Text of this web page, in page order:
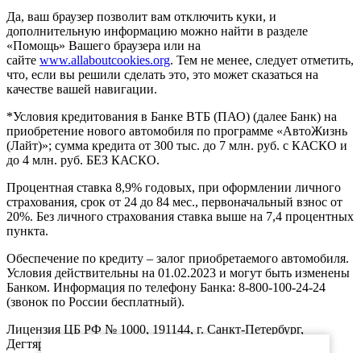
Да, ваш браузер позволит вам отключить куки, и
дополнительную информацию можно найти в разделе
«Помощь» Вашего браузера или на
сайте www.allaboutcookies.org. Тем не менее, следует отметить,
что, если вы решили сделать это, это может сказаться на
качестве вашей навигации.
*Условия кредитования в Банке ВТБ (ПАО) (далее Банк) на
приобретение нового автомобиля по программе «АвтоЖизнь
(Лайт)»; сумма кредита от 300 тыс. до 7 млн. руб. с КАСКО и
до 4 млн. руб. БЕЗ КАСКО.
Процентная ставка 8,9% годовых, при оформлении личного
страхования, срок от 24 до 84 мес., первоначальный взнос от
20%. Без личного страхования ставка выше на 7,4 процентных
пункта.
Обеспечение по кредиту – залог приобретаемого автомобиля.
Условия действительны на 01.02.2023 и могут быть изменены
Банком. Информация по телефону Банка: 8-800-100-24-24
(звонок по России бесплатный).
Лицензия ЦБ РФ № 1000, 191144, г. Санкт-Петербург,
Дегтярный пер., д.11, лит.А. www.vtb.ru. Реклама 0+. Не